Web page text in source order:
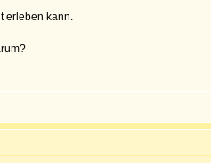
erleben kann.